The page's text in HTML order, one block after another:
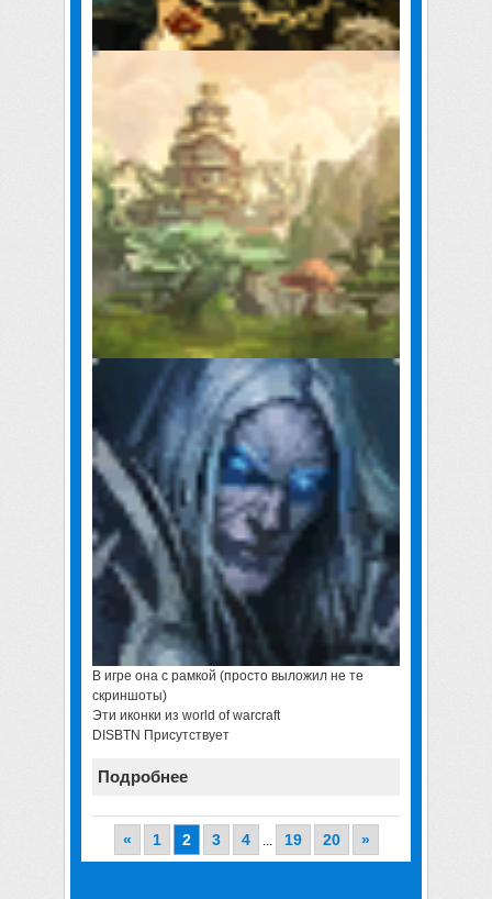
В игре она с рамкой (просто выложил не те
скриншоты)
Эти иконки из world of warcraft
DISBTN Присутствует
Подробнее
« 1 2 3 4 ... 19 20 »